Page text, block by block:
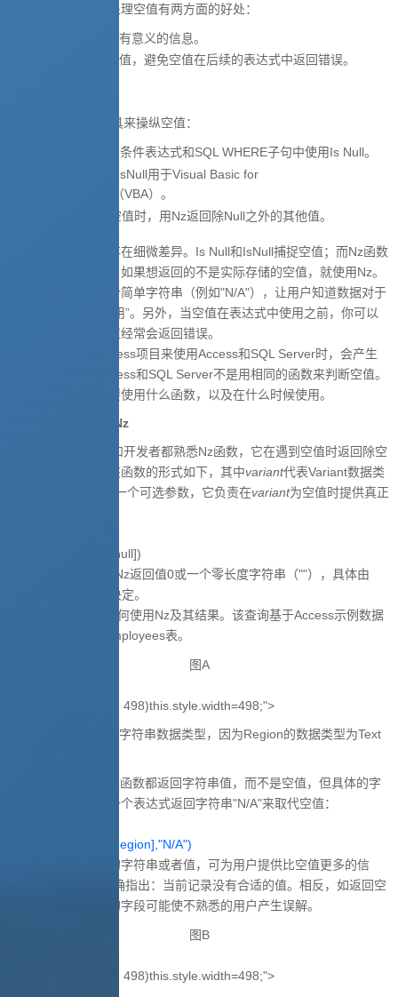
会导致错误。正确处理空值有两方面的好处：
可与用户共享有意义的信息。
可提前捕捉空值，避免空值在后续的表达式中返回错误。
Access提供大量工具来操纵空值：
在条件表达式和SQL WHERE子句中使用Is Null。
——将IsNull用于Visual Basic for
Applications（VBA）。
——遇到空值时，用Nz返回除Null之外的其他值。
以上函数在本质上存在细微差异。Is Null和IsNull捕捉空值；而Nz函数
处理空值。换言之，如果想返回的不是实际存储的空值，就使用Nz。
例如，你可显示一个简单字符串（例如"N/A"），让用户知道数据对于
当前记录来说“不可用”。另外，当空值在表达式中使用之前，你可以
捕捉空值，因为空值经常会返回错误。
通过链接表或者Access项目来使用Access和SQL Server时，会产生
一个问题，因为Access和SQL Server不是用相同的函数来判断空值。
因此，你必须知道要使用什么函数，以及在什么时候使用。
在.mdb文件中使用Nz
大多数Access用户和开发者都熟悉Nz函数，它在遇到空值时返回除空
值之外的其他值。该函数的形式如下，其中variant代表Variant数据类
是一个可选参数，它负责在variant为空值时提供真正
Nz(variant[, valueifnull])
，Nz返回值0或一个零长度字符串（""），具体由
的数据类型决定。
的查询展示了如何使用Nz及其结果。该查询基于Access示例数据
库Northwind中的Employees表。
图A
498)this.style.width=498;">
两个Nz函数都返回字符串数据类型，因为Region的数据类型为Text
所示，两个Nz函数都返回字符串值，而不是空值，但具体的字
符串是不同的。第一个表达式返回字符串"N/A"来取代空值：
WithOptional: Nz([Region],"N/A")
通过返回一个实际的字符串或者值，可为用户提供比空值更多的信
息。字符串"N/A"明确指出：当前记录没有合适的值。相反，如返回空
值，那么一个空白的字段可能使不熟悉的用户产生误解。
图B
498)this.style.width=498;">